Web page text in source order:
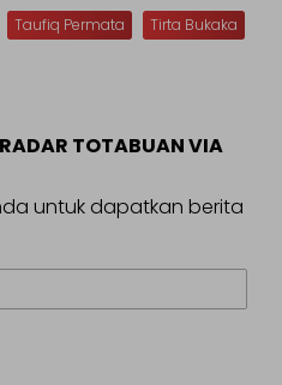
Taufiq Permata
Tirta Bukaka
TOTABUAN VIA
untuk dapatkan berita